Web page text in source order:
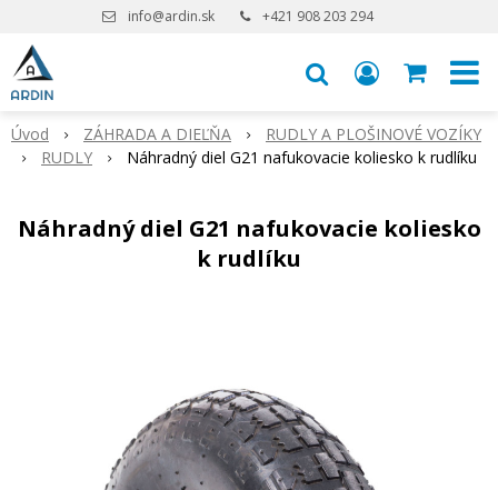
info@ardin.sk +421 908 203 294
Úvod ZÁHRADA A DIEĽŇA
RUDLY A PLOŠINOVÉ VOZÍKY
RUDLY
Náhradný diel G21 nafukovacie koliesko k rudlíku
Náhradný diel G21 nafukovacie koliesko
k rudlíku